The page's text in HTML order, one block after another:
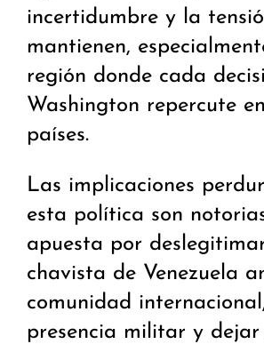
incertidumbre y la
mantienen,
región donde cada
Washington repercute
países.
Las implicaciones
esta política son
apuesta por
chavista de Venezuela
comunidad
presencia militar y